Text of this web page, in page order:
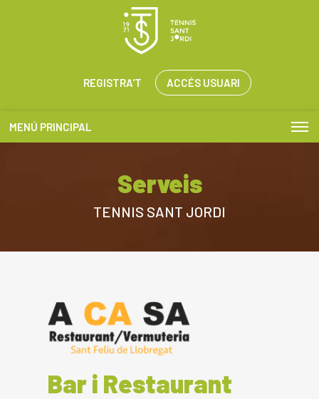
REGISTRA'T ACCÉS USUARI
MENÚ PRINCIPAL
Serveis
TENNIS SANT JORDI
Bar i Restaurant